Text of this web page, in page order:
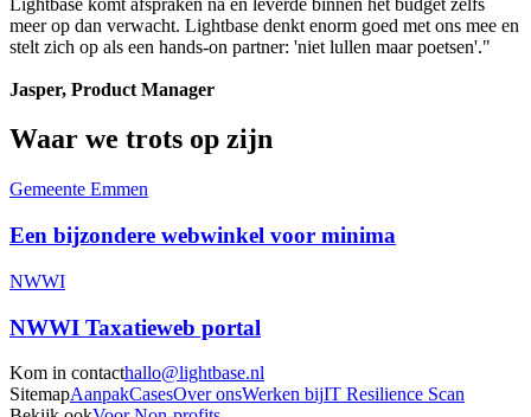
meer op dan verwacht. Lightbase denkt enorm goed met ons mee en
stelt zich op als een hands-on partner: 'niet lullen maar poetsen'."
Jasper, Product Manager
Waar we trots op zijn
Gemeente Emmen
Een bijzondere webwinkel voor minima
NWWI
NWWI Taxatieweb portal
Kom in contacthallo@lightbase.nl
SitemapAanpakCasesOver onsWerken bijIT Resilience Scan